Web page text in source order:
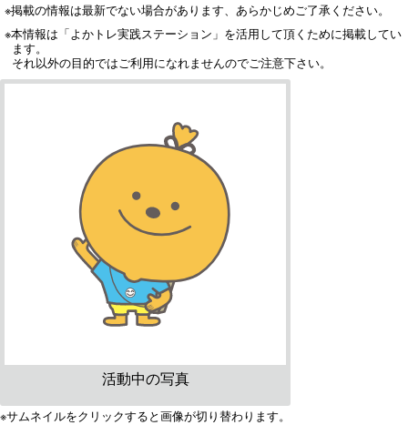
※掲載の情報は最新でない場合があります、あらかじめご了承ください。
※本情報は「よかトレ実践ステーション」を活用して頂くために掲載してい
ます。
それ以外の目的ではご利用になれませんのでご注意下さい。
活動中の写真
※サムネイルをクリックすると画像が切り替わります。